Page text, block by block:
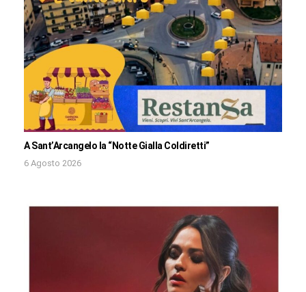
A Sant’Arcangelo la “Notte Gialla Coldiretti”
6 Agosto 2026